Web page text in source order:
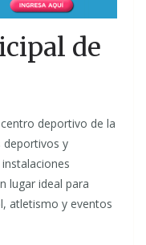
de
deportivo de la
deportivos y
lugar ideal para
atletismo y eventos